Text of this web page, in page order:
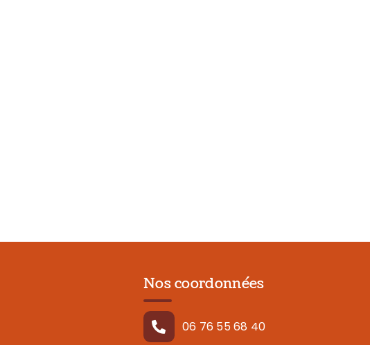
Nos coordonnées
06 76 55 68 40